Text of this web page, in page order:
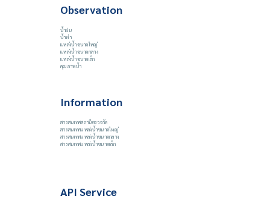
Observation
น้ำฝน
น้ำท่า
แหล่งน้ำขนาดใหญ่
แหล่งน้ำขนาดกลาง
แหล่งน้ำขนาดเล็ก
คุณภาพน้ำ
Information
สารสนเทศสถานีตรวจวัด
สารสนเทศแหล่งน้ำขนาดใหญ่
สารสนเทศแหล่งน้ำขนาดกลาง
สารสนเทศแหล่งน้ำขนาดเล็ก
API Service